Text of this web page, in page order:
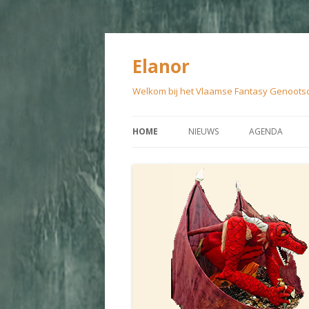
Elanor
Welkom bij het Vlaamse Fantasy
HOME NIEUWS AGENDA